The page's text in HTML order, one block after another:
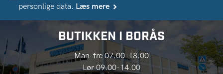
personlige data. Læs mere
BUTIKKEN I BORÅS
Man-fre 07.00-18.00
Lør 09.00-14.00